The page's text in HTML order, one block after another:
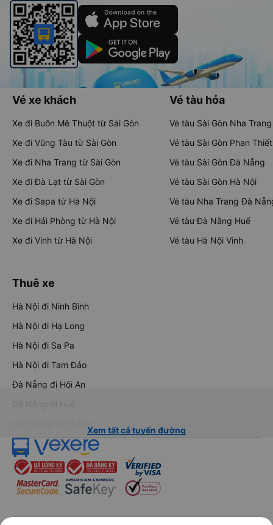
Vé xe khách
Xe đi Buôn Mê Thuột từ Sài Gòn
Xe đi Vũng Tàu từ Sài Gòn
Xe đi Nha Trang từ Sài Gòn
Xe đi Đà Lạt từ Sài Gòn
Xe đi Sapa từ Hà Nội
Xe đi Hải Phòng từ Hà Nội
Xe đi Vinh từ Hà Nội
Vé tàu hỏa
Vé tàu Sài Gòn Nha Trang
Vé tàu Sài Gòn Phan Thiết
Vé tàu Sài Gòn Đà Nẵng
Vé tàu Sài Gòn Hà Nội
Vé tàu Nha Trang Đà
Vé tàu Đà Nẵng Huế
Vé tàu Hà Nội Vinh
Thuê xe
Hà Nội đi Ninh Bình
Hà Nội đi Hạ Long
Hà Nội đi Sa Pa
Hà Nội đi Tam Đảo
Đà Nẵng đi Hội An
Đà Nẵng đi Huế
Xem tất cả tuyến đường